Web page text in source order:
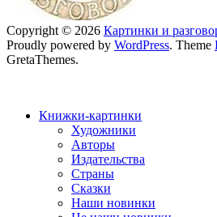
Copyright © 2026 Картинки и
Proudly powered by WordPress. Theme
GretaThemes.
Книжки-картинки
Художники
Авторы
Издательства
Страны
Сказки
Наши новинки